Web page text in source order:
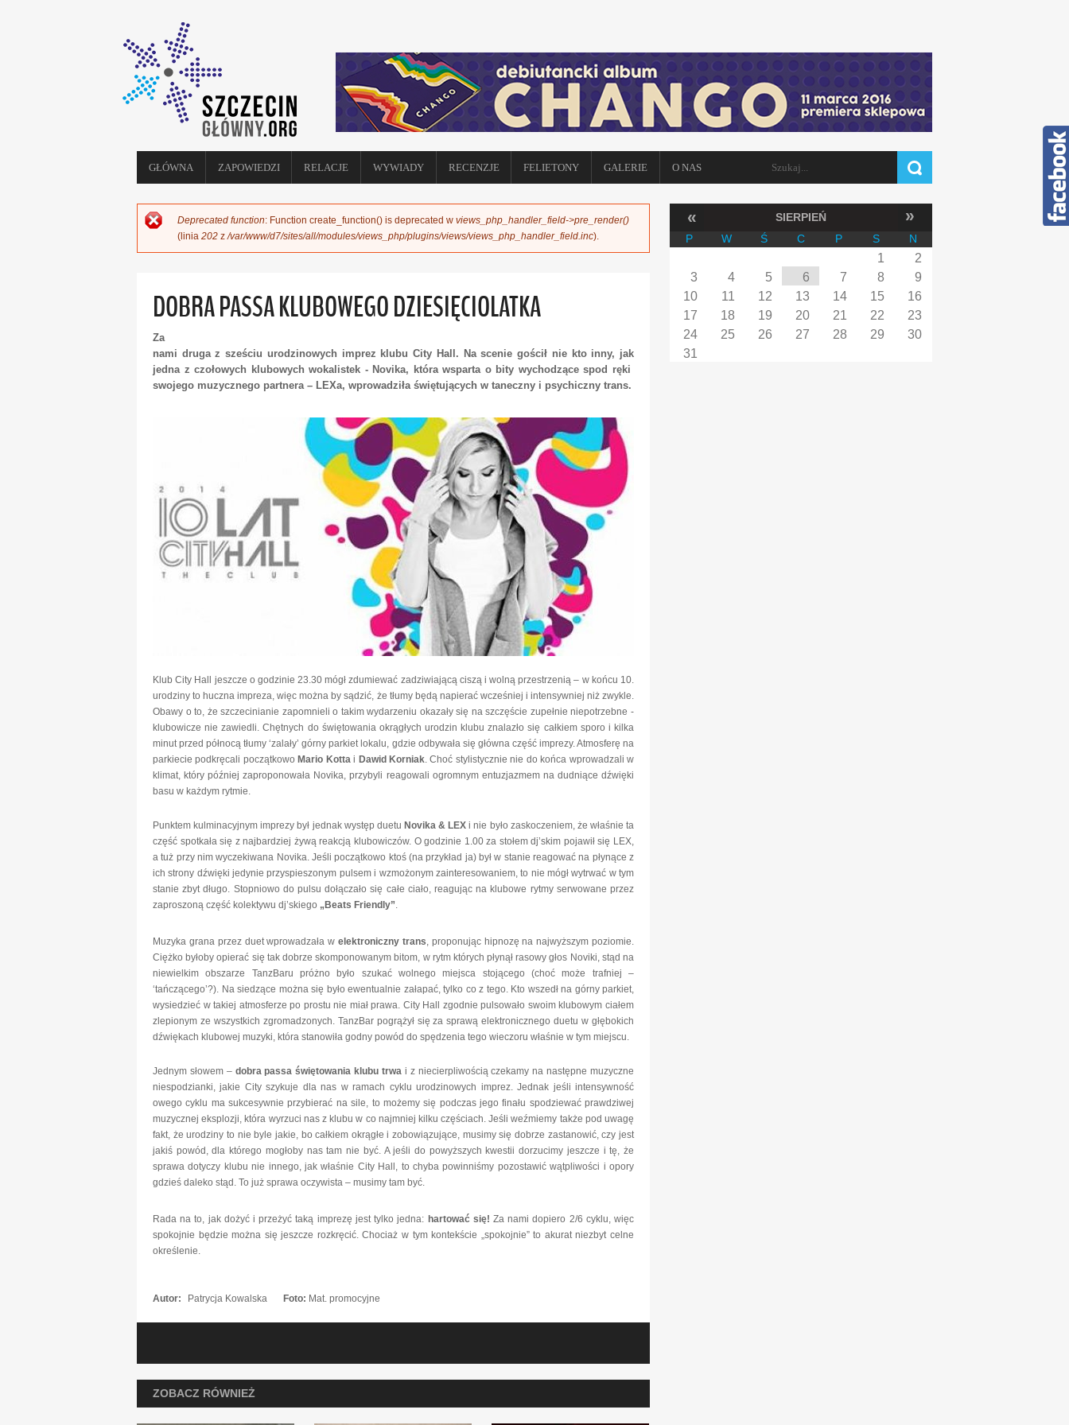
GŁÓWNA ZAPOWIEDZI RELACJE WYWIADY RECENZJE FELIETONY GALERIE O NAS FORMULARZ WYSZUKIWANIA
SIERPIEŃ
« »
P W Ś C P S N
1
2
3
4 5 6 7 8
9
10
11 12 13 14 15
16
17
18 19 20 21 22
23
24
25 26 27 28 29
30
31
KOMUNIKAT O BŁĘDZIE
Deprecated function: Function create_function() is deprecated w views_php_handler_field->pre_render()
(linia 202 z/var/www/d7/sites/all/modules/views_php/plugins/views/views_php_handler_field.inc).
DOBRA PASSA KLUBOWEGO DZIESIĘCIOLATKA
Za
nami druga z sześciu urodzinowych imprez klubu City Hall. Na scenie gościł nie kto inny, jak
jedna z czołowych klubowych wokalistek - Novika, która wsparta o bity wychodzące spod ręki
swojego muzycznego partnera – LEXa, wprowadziła świętujących w taneczny i psychiczny trans.
Klub City Hall jeszcze o godzinie 23.30 mógł zdumiewać zadziwiającą ciszą i wolną przestrzenią – w końcu 10.
urodziny to huczna impreza, więc można by sądzić, że tłumy będą napierać wcześniej i intensywniej niż zwykle.
Obawy o to, że szczecinianie zapomnieli o takim wydarzeniu okazały się na szczęście zupełnie niepotrzebne -
klubowicze nie zawiedli. Chętnych do świętowania okrągłych urodzin klubu znalazło się całkiem sporo i kilka
minut przed północą tłumy ‘zalały’ górny parkiet lokalu, gdzie odbywała się główna część imprezy. Atmosferę na
parkiecie podkręcali początkowo Mario Kottai Dawid Korniak. Choć stylistycznie nie do końca wprowadzali w
klimat, który później zaproponowała Novika, przybyli reagowali ogromnym entuzjazmem na dudniące dźwięki
basu w każdym rytmie.
Punktem kulminacyjnym imprezy był jednak występ duetu Novika & LEX i nie było zaskoczeniem, że właśnie ta
część spotkała się z najbardziej żywą reakcją klubowiczów. O godzinie 1.00 za stołem dj’skim pojawił się LEX,
a tuż przy nim wyczekiwana Novika. Jeśli początkowo ktoś (na przykład ja) był w stanie reagować na płynące z
ich strony dźwięki jedynie przyspieszonym pulsem i wzmożonym zainteresowaniem, to nie mógł wytrwać w tym
stanie zbyt długo. Stopniowo do pulsu dołączało się całe ciało, reagując na klubowe rytmy serwowane przez
zaproszoną część kolektywu dj’skiego „Beats Friendly”.
Muzyka grana przez duet wprowadzała w elektroniczny trans, proponując hipnozę na najwyższym poziomie.
Ciężko byłoby opierać się tak dobrze skomponowanym bitom, w rytm których płynął rasowy głos Noviki, stąd na
niewielkim obszarze TanzBaru próżno było szukać wolnego miejsca stojącego (choć może trafniej –
‘tańczącego’?). Na siedzące można się było ewentualnie załapać, tylko co z tego. Kto wszedł na górny parkiet,
wysiedzieć w takiej atmosferze po prostu nie miał prawa. City Hall zgodnie pulsowało swoim klubowym ciałem
zlepionym ze wszystkich zgromadzonych. TanzBar pogrążył się za sprawą elektronicznego duetu w głębokich
dźwiękach klubowej muzyki, która stanowiła godny powód do spędzenia tego wieczoru właśnie w tym miejscu.
Jednym słowem – dobra passa świętowania klubu trwa i z niecierpliwością czekamy na następne muzyczne
niespodzianki, jakie City szykuje dla nas w ramach cyklu urodzinowych imprez. Jednak jeśli intensywność
owego cyklu ma sukcesywnie przybierać na sile, to możemy się podczas jego finału spodziewać prawdziwej
muzycznej eksplozji, która wyrzuci nas z klubu w co najmniej kilku częściach. Jeśli weźmiemy także pod uwagę
fakt, że urodziny to nie byle jakie, bo całkiem okrągłe i zobowiązujące, musimy się dobrze zastanowić, czy jest
jakiś powód, dla którego mogłoby nas tam nie być. A jeśli do powyższych kwestii dorzucimy jeszcze i tę, że
sprawa dotyczy klubu nie innego, jak właśnie City Hall, to chyba powinniśmy pozostawić wątpliwości i opory
gdzieś daleko stąd. To już sprawa oczywista – musimy tam być.
Rada na to, jak dożyć i przeżyć taką imprezę jest tylko jedna: hartować się! Za nami dopiero 2/6 cyklu, więc
spokojnie będzie można się jeszcze rozkręcić. Chociaż w tym kontekście „spokojnie” to akurat niezbyt celne
określenie.
Autor: Patrycja Kowalska Foto: Mat. promocyjne
ZOBACZ RÓWNIEŻ